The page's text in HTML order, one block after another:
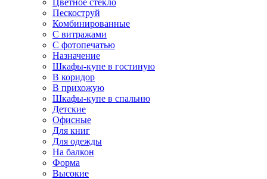
Цветное стекло
Пескоструй
Комбинированные
С витражами
С фотопечатью
Назначение
Шкафы-купе в гостиную
В коридор
В прихожую
Шкафы-купе в спальню
Детские
Офисные
Для книг
Для одежды
На балкон
Форма
Высокие